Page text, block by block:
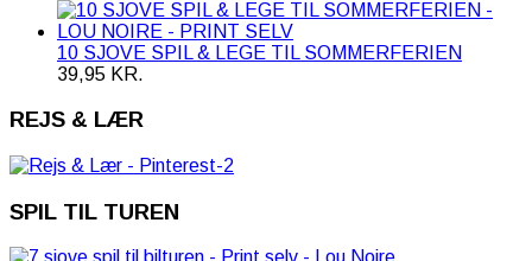
10 SJOVE SPIL & LEGE TIL SOMMERFERIEN
39,95 KR.
REJS & LÆR
SPIL TIL TUREN